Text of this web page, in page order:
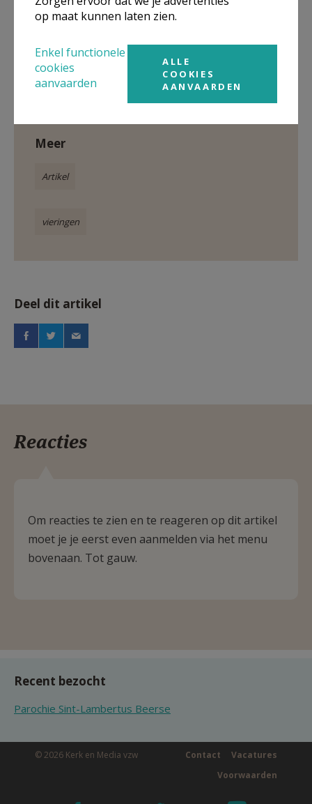
Gepubliceerd door
Meer
Artikel
vieringen
Deel dit artikel
Reacties
Om reacties te zien en te reageren op dit artikel
moet je je eerst even aanmelden via het menu
bovenaan. Tot gauw.
Recent bezocht
Parochie Sint-Lambertus Beerse
© 2026 Kerk en Media vzw Vacatures
Contact
Voorwaarden
op maat kunnen laten zien.
Enkel functionele
cookies
aanvaarden
ALLE
COOKIES
AANVAARDEN